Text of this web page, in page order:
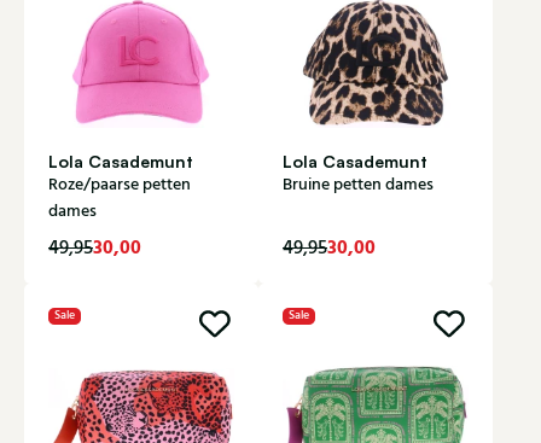
Lola Casademunt
Roze/paarse petten
dames
49,9530,00
Lola Casademunt
Bruine petten dames
49,9530,00
Sale Sale